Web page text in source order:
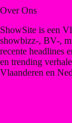
Over Ons
ShowSite is een
showbizz-, BV-,
recente headlines
en trending
Vlaanderen en